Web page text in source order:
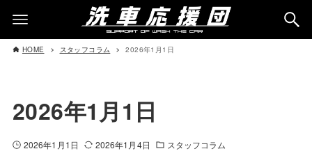
HOME スタッフコラム 2026年1月1日
2026年1月1日
2026年1月1日 2026年1月4日 スタッフコラム